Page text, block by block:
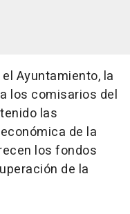
Ayuntamiento, la
los comisarios del
las
de la
los fondos
de la